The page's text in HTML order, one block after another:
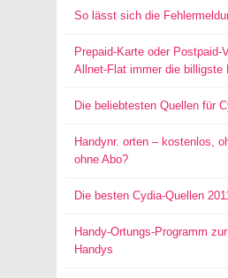
So lässt sich die
Prepaid-Karte oder Postpaid-
Allnet-Flat immer die billigste
Die beliebtesten Quellen für
Handynr. orten – kostenlos,
ohne Abo?
Die besten Cydia-Quellen
Handy-Ortungs-Programm
Handys